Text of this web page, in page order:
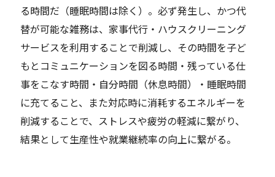
る時間だ（睡眠時間は除く）。必ず発生し、かつ代
替が可能な雑務は、家事代行・ハウスクリーニング
サービスを利用することで削減し、その時間を子ど
もとコミュニケーションを図る時間・残っている仕
事をこなす時間・自分時間（休息時間）・睡眠時間
に充てること、また対応時に消耗するエネルギーを
削減することで、ストレスや疲労の軽減に繋がり、
結果として生産性や就業継続率の向上に繋がる。